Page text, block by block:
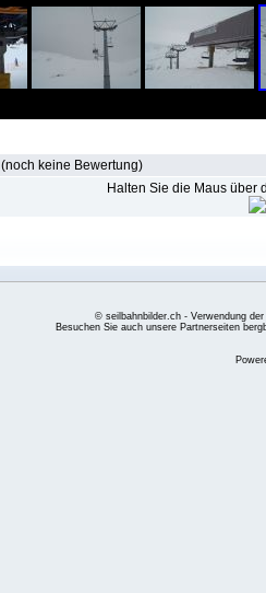
(noch keine Bewertung)
Halten Sie die Maus über
© seilbahnbilder.ch - Verwendung
Besuchen Sie auch unsere Partnerseiten